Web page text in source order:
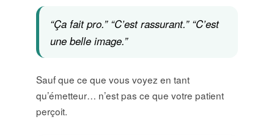
“Ça fait pro.” “C’est rassurant.” “C’est
une belle image.”
Sauf que ce que vous voyez en tant
qu’émetteur… n’est pas ce que votre patient
perçoit.